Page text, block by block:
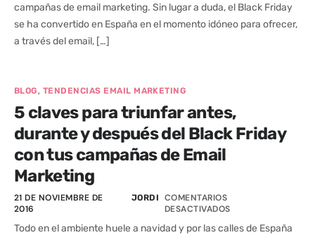
campañas de email marketing. Sin lugar a duda, el Black Friday
se ha convertido en España en el momento idóneo para ofrecer,
a través del email, […]
BLOG, TENDENCIAS EMAIL MARKETING
5 claves para triunfar antes,
durante y después del Black Friday
con tus campañas de Email
Marketing
21 DE NOVIEMBRE DE
2016
JORDI
COMENTARIOS
DESACTIVADOS
Todo en el ambiente huele a navidad y por las calles de España